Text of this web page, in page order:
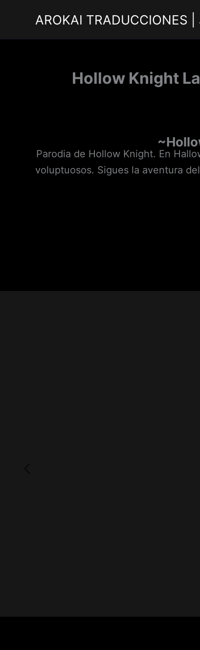
AROKAI TRADUCCIONES |
Hollow Knight
Parodia de Hollow Knight. En
voluptuosos. Sigues la aventura